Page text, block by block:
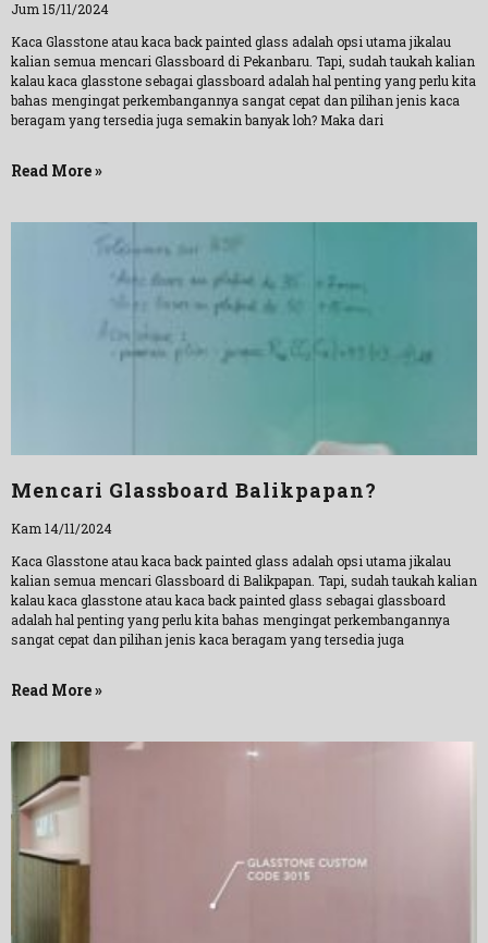
Jum 15/11/2024
Kaca Glasstone atau kaca back painted glass adalah opsi utama jikalau
kalian semua mencari Glassboard di Pekanbaru. Tapi, sudah taukah kalian
kalau kaca glasstone sebagai glassboard adalah hal penting yang perlu kita
bahas mengingat perkembangannya sangat cepat dan pilihan jenis kaca
beragam yang tersedia juga semakin banyak loh? Maka dari
Read More »
Mencari Glassboard Balikpapan?
Kam 14/11/2024
Kaca Glasstone atau kaca back painted glass adalah opsi utama jikalau
kalian semua mencari Glassboard di Balikpapan. Tapi, sudah taukah kalian
kalau kaca glasstone atau kaca back painted glass sebagai glassboard
adalah hal penting yang perlu kita bahas mengingat perkembangannya
sangat cepat dan pilihan jenis kaca beragam yang tersedia juga
Read More »